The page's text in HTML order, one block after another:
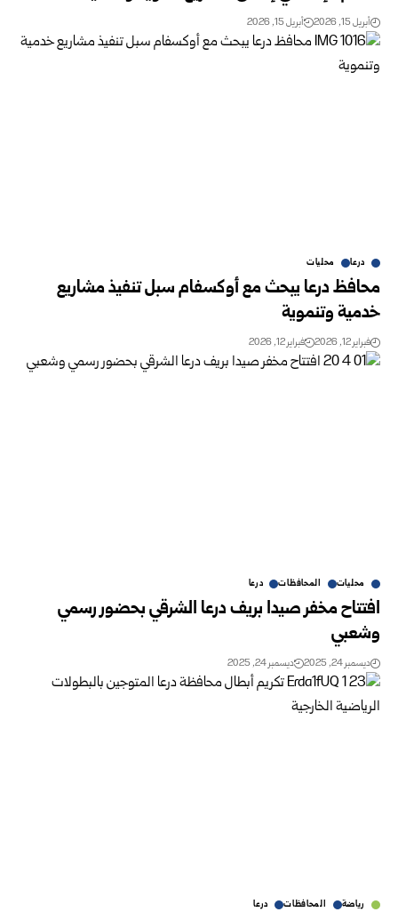
أبريل 15, 2026 أبريل 15, 2026
درعا محليات
محافظ درعا يبحث مع أوكسفام سبل تنفيذ مشاريع
خدمية وتنموية
فبراير 12, 2026 فبراير 12, 2026
محليات المحافظات درعا
افتتاح مخفر صيدا بريف درعا الشرقي بحضور رسمي
وشعبي
ديسمبر 24, 2025 ديسمبر 24, 2025
رياضة المحافظات درعا